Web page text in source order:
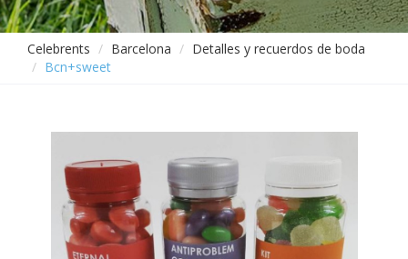
Celebrents Barcelona
Detalles y recuerdos de boda
Bcn+sweet